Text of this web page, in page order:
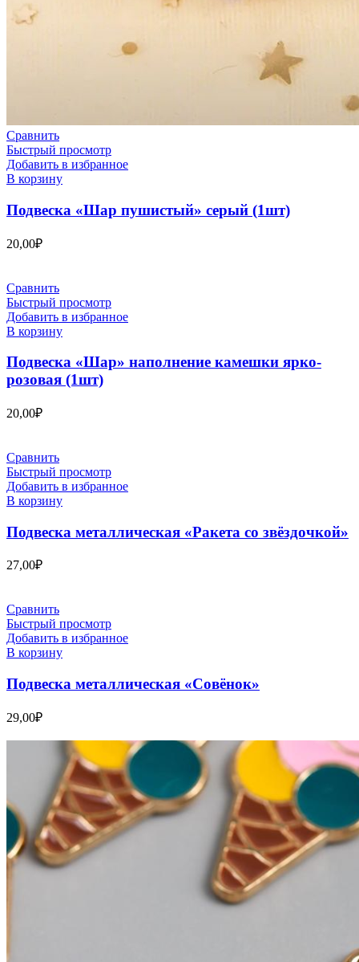
Сравнить
Быстрый просмотр
Добавить в избранное
В корзину
Подвеска «Шар пушистый» серый (1шт)
20,00₽
Сравнить
Быстрый просмотр
Добавить в избранное
В корзину
Подвеска «Шар» наполнение камешки ярко-
розовая (1шт)
20,00₽
Сравнить
Быстрый просмотр
Добавить в избранное
В корзину
Подвеска металлическая «Ракета со звёздочкой»
27,00₽
Сравнить
Быстрый просмотр
Добавить в избранное
В корзину
Подвеска металлическая «Совёнок»
29,00₽